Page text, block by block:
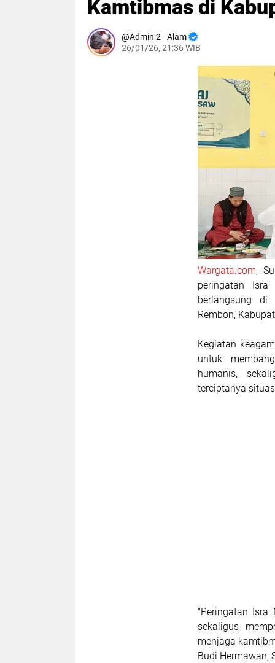
Kamtibmas di
Admin 2 - Alam
26/01/26, 21:36 WIB
Wargata.com,
peringatan
berlangsung di
Rembon,
Kegiatan
untuk
humanis,
terciptanya
"Peringatan Isra
sekaligus
menjaga
Budi Hermawan,